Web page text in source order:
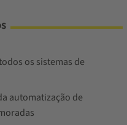
os sistemas de
automatização de